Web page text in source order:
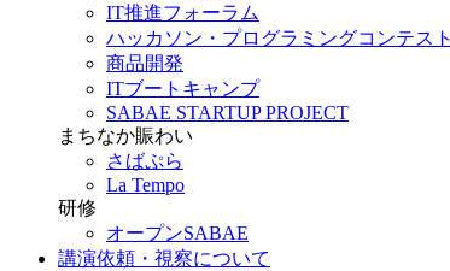
IT推進フォーラム
ハッカソン・プログラミングコンテスト
商品開発
ITブートキャンプ
SABAE STARTUP PROJECT
まちなか賑わい
さばぷら
La Tempo
研修
オープンSABAE
講演依頼・視察について